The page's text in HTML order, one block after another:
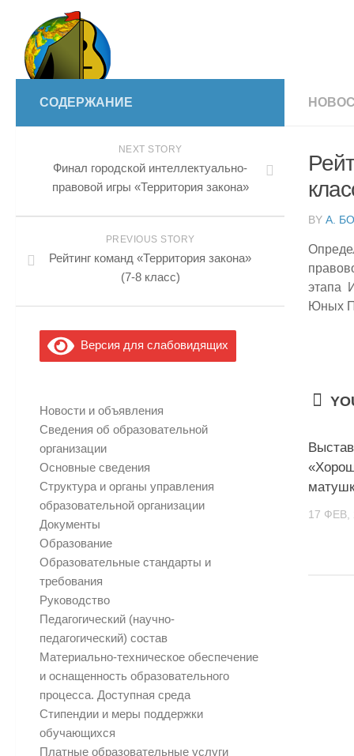
BY А.
этапа
Юных
17 ФЕВ,
СОДЕРЖАНИЕ
NEXT STORY
Финал городской интеллектуально-
правовой игры «Территория закона»
PREVIOUS STORY
Рейтинг команд «Территория закона»
(7-8 класс)
Версия для слабовидящих
Новости и объявления
Сведения об образовательной
организации
Основные сведения
Структура и органы управления
образовательной организации
Документы
Образование
Образовательные стандарты и
требования
Руководство
Педагогический (научно-
педагогический) состав
Материально-техническое обеспечение
и оснащенность образовательного
процесса. Доступная среда
Стипендии и меры поддержки
обучающихся
Платные образовательные услуги